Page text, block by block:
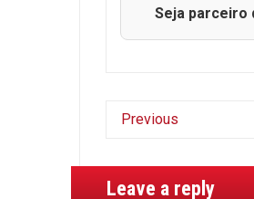
Seja parceiro
Previous
Leave a reply